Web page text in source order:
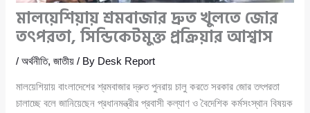
মালয়েশিয়ায় শ্রমবাজার দ্রুত খুলতে জোর
তৎপরতা, সিন্ডিকেটমুক্ত প্রক্রিয়ার আশ্বাস
/অর্থনীতি,জাতীয় / By Desk Report
মালয়েশিয়ায় বাংলাদেশের শ্রমবাজার দ্রুত পুনরায় চালু করতে সরকার জোর তৎপরতা
চালাচ্ছে বলে জানিয়েছেন প্রধানমন্ত্রীর প্রবাসী কল্যাণ ও বৈদেশিক কর্মসংস্থান বিষয়ক